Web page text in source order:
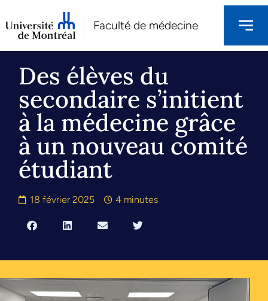
Faculté de médecine
Des élèves du
secondaire s’initient
à la médecine grâce
à un nouveau comité
étudiant
18 février 2025 4 minutes